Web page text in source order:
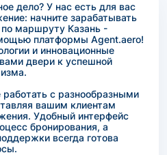
дело? У нас есть для вас
начните зарабатывать
маршруту Казань -
платформы Agent.aero!
и инновационные
двери к успешной
с разнообразными
вашим клиентам
Удобный интерфейс
бронирования, а
всегда готова